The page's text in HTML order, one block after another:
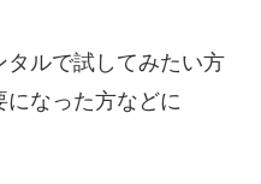
ルで試してみたい方
なった方などに